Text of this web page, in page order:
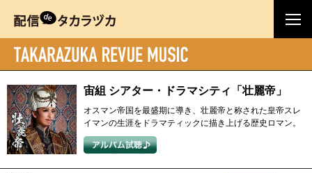
宙組 シアター・ドラマシティ「壮麗帝」
オスマン帝国を最盛期に導き、壮麗帝と称された皇帝スレ
イマンの生涯をドラマティックに描き上げる歴史ロマン。